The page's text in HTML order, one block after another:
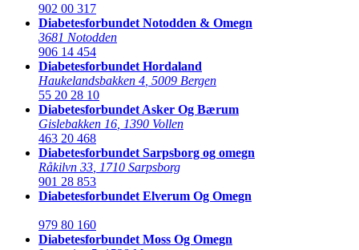
902 00 317
Diabetesforbundet Notodden & Omegn
3681 Notodden
906 14 454
Diabetesforbundet Hordaland
Haukelandsbakken 4 5009 Bergen
55 20 28 10
Diabetesforbundet Asker Og Bærum
Gislebakken 16 1390 Vollen
463 20 468
Diabetesforbundet Sarpsborg og omegn
Råkilvn 33 1710 Sarpsborg
901 28 853
Diabetesforbundet Elverum Og Omegn
979 80 160
Diabetesforbundet Moss Og Omegn